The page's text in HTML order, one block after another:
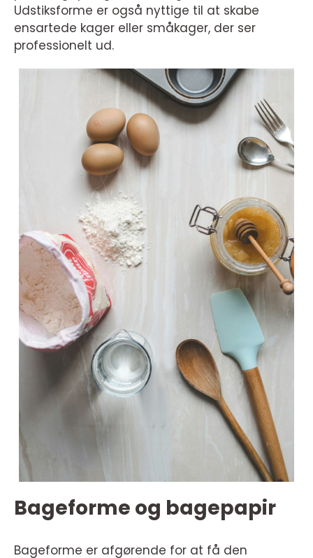
Udstiksforme er også nyttige til at skabe
ensartede kager eller småkager, der ser
professionelt ud.
Bageforme og bagepapir
Bageforme er afgørende for at få den